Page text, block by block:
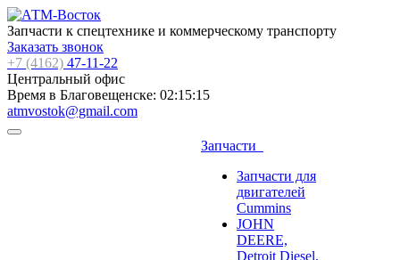
Запчасти к спецтехнике и коммерческому транспорту
Заказать звонок
+7 (4162) 47-11-22
Центральный офис
Время в Благовещенске: 02:15:16
atmvostok@gmail.com
Запчасти
Запчасти для
двигателей
Cummins
JOHN
DEERE,
Detroit Diesel,